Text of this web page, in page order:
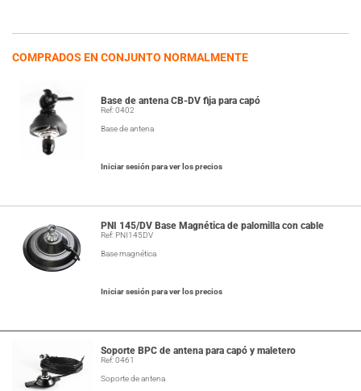
COMPRADOS EN CONJUNTO NORMALMENTE
Base de antena CB-DV fija para capó
Ref: 0402
Base de antena
Iniciar sesión para ver los precios
PNI 145/DV Base Magnética de palomilla con cable
Ref: PNI145DV
Base magnética
Iniciar sesión para ver los precios
Soporte BPC de antena para capó y maletero
Ref: 0461
Soporte de antena